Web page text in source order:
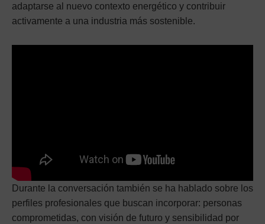
adaptarse al nuevo contexto energético y contribuir
activamente a una industria más sostenible.
Durante la conversación también se ha hablado sobre los
perfiles profesionales que buscan incorporar: personas
comprometidas, con visión de futuro y sensibilidad por